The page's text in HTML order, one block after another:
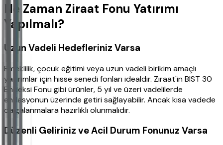
Ne Zaman Ziraat Fonu Yatırımı
Yapılmalı?
Uzun Vadeli Hedefleriniz Varsa
Emeklilik, çocuk eğitimi veya uzun vadeli birikim amaçlı
yatırımlar için hisse senedi fonları idealdir. Ziraat'in BIST 30
Endeksi Fonu gibi ürünler, 5 yıl ve üzeri vadelilerde
enflasyonun üzerinde getiri sağlayabilir. Ancak kısa vadede
dalgalanmalara hazırlıklı olunmalıdır.
Düzenli Geliriniz ve Acil Durum Fonunuz Varsa